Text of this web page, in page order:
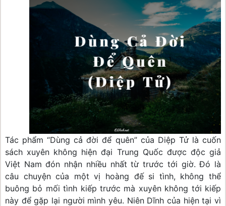
Tác phẩm “Dùng cả đời để quên” của Diệp Tử là cuốn
sách xuyên không hiện đại Trung Quốc được độc giả
Việt Nam đón nhận nhiều nhất từ trước tới giờ. Đó là
câu chuyện của một vị hoàng đế si tình, không thể
buông bỏ mối tình kiếp trước mà xuyên không tới kiếp
này để gặp lại người mình yêu. Niên Dĩnh của hiện tại vì